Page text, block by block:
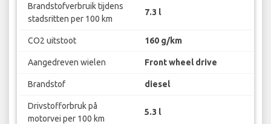
Brandstofverbruik tijdens
stadsritten per 100 km
7.3 l
CO2 uitstoot 160 g/km
Aangedreven wielen Front wheel drive
Brandstof diesel
Drivstofforbruk på
motorvei per 100 km
5.3 l